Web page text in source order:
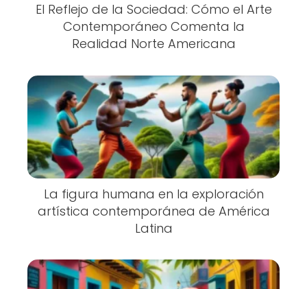
El Reflejo de la Sociedad: Cómo el Arte
Contemporáneo Comenta la
Realidad Norte Americana
La figura humana en la exploración
artística contemporánea de América
Latina